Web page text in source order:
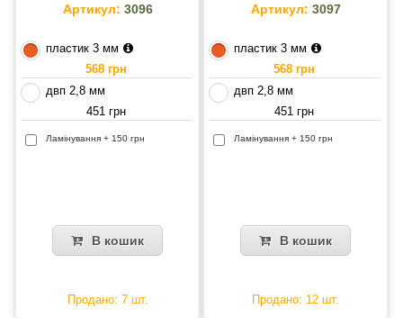
Артикул: 3096
пластик 3 мм
568 грн
двп 2,8 мм
451 грн
Ламінування + 150 грн
В кошик
Продано: 7 шт.
Артикул: 3097
пластик 3 мм
568 грн
двп 2,8 мм
451 грн
Ламінування + 150 грн
В кошик
Продано: 12 шт.